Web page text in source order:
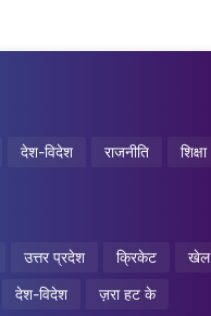
देश-विदेश राजनीति शिक्षा
उत्तर प्रदेश क्रिकेट खेल
देश-विदेश ज़रा हट के